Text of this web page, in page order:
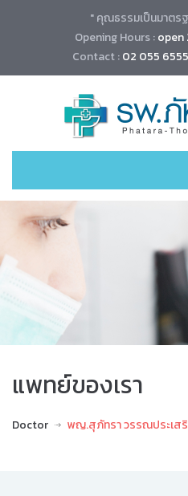
" คุณธรรมเป็นมาตร
Opening Hours :open
Contact :02 055
แพทย์ของเรา
Doctor พญ.สุภัทรา วรรณประเส